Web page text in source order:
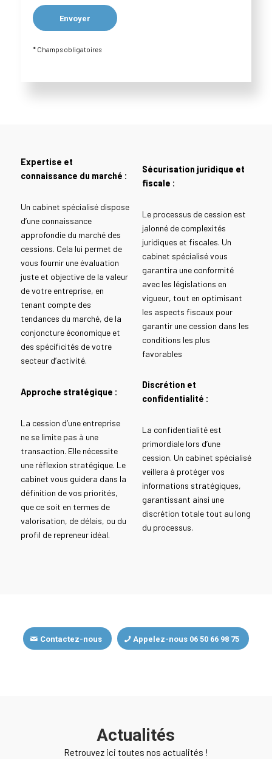
* Champs obligatoires
Expertise et
connaissance du marché :
Un cabinet spécialisé dispose
d’une connaissance
approfondie du marché des
cessions. Cela lui permet de
vous fournir une évaluation
juste et objective de la valeur
de votre entreprise, en
tenant compte des
tendances du marché, de la
conjoncture économique et
des spécificités de votre
secteur d’activité.
Approche stratégique :
La cession d’une entreprise
ne se limite pas à une
transaction. Elle nécessite
une réflexion stratégique. Le
cabinet vous guidera dans la
définition de vos priorités,
que ce soit en termes de
valorisation, de délais, ou du
profil de repreneur idéal.
Sécurisation juridique et
fiscale :
Le processus de cession est
jalonné de complexités
juridiques et fiscales. Un
cabinet spécialisé vous
garantira une conformité
avec les législations en
vigueur, tout en optimisant
les aspects fiscaux pour
garantir une cession dans les
conditions les plus
favorables
Discrétion et
confidentialité :
La confidentialité est
primordiale lors d’une
cession. Un cabinet spécialisé
veillera à protéger vos
informations stratégiques,
garantissant ainsi une
discrétion totale tout au long
du processus.
Contactez-nous Appelez-nous 06 50 66 98 75
Actualités
Retrouvez ici toutes nos actualités !